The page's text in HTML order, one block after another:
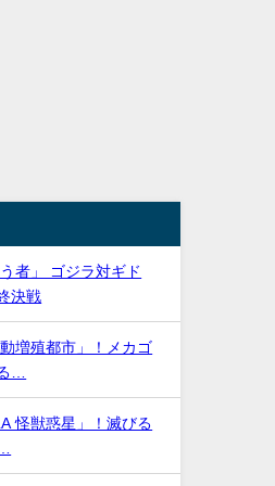
者」 ゴジラ対ギド
決戦
増殖都市」！メカゴ
…
怪獣惑星」！滅びる